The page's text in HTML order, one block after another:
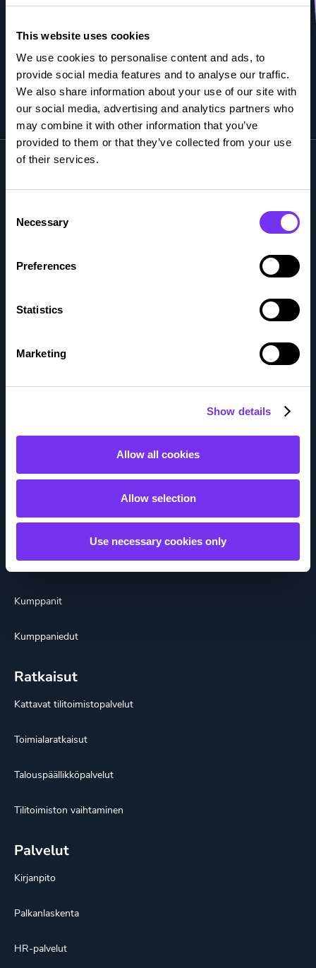
This website uses cookies
We use cookies to personalise content and ads, to
provide social media features and to analyse our traffic.
We also share information about your use of our site with
our social media, advertising and analytics partners who
may combine it with other information that you’ve
provided to them or that they’ve collected from your use
of their services.
Selection
Necessary
Preferences
Statistics
Marketing
Show details
Allow all cookies
Allow selection
Use necessary cookies only
Talenom tarjoaa yrittäjille luotettavaa, selkeää ja oikea-
Ymmärrämme yrityksesi arjen, vastaamme tarpeisiisi ja
mahdollisimman helppoa.
Tule kumppaniksi
Kumppanit
Kumppaniedut
Ratkaisut
Kattavat tilitoimistopalvelut
Toimialaratkaisut
Talouspäällikköpalvelut
Tilitoimiston vaihtaminen
Palvelut
Kirjanpito
Palkanlaskenta
HR-palvelut